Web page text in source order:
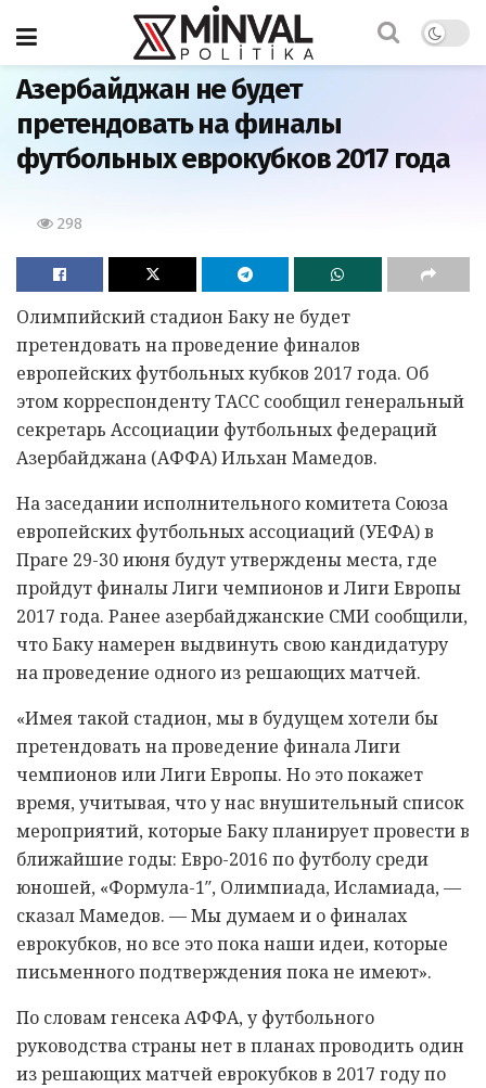
Главная
Азербайджан не будет
претендовать на финалы
футбольных еврокубков 2017 года
298
Олимпийский стадион Баку не будет
претендовать на проведение финалов
европейских футбольных кубков 2017 года. Об
этом корреспонденту ТАСС сообщил генеральный
секретарь Ассоциации футбольных федераций
Азербайджана (АФФА) Ильхан Мамедов.
На заседании исполнительного комитета Союза
европейских футбольных ассоциаций (УЕФА) в
Праге 29-30 июня будут утверждены места, где
пройдут финалы Лиги чемпионов и Лиги Европы
2017 года. Ранее азербайджанские СМИ сообщили,
что Баку намерен выдвинуть свою кандидатуру
на проведение одного из решающих матчей.
«Имея такой стадион, мы в будущем хотели бы
претендовать на проведение финала Лиги
чемпионов или Лиги Европы. Но это покажет
время, учитывая, что у нас внушительный список
мероприятий, которые Баку планирует провести в
ближайшие годы: Евро-2016 по футболу среди
юношей, «Формула-1″, Олимпиада, Исламиада, —
сказал Мамедов. — Мы думаем и о финалах
еврокубков, но все это пока наши идеи, которые
письменного подтверждения пока не имеют».
По словам генсека АФФА, у футбольного
руководства страны нет в планах проводить один
из решающих матчей еврокубков в 2017 году по